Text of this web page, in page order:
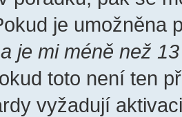
je umožněna
je mi méně než
toto není ten
vyžadují